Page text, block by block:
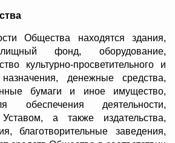
Общества находятся здания,
фонд, оборудование,
культурно-просветительного и
назначения, денежные средства,
бумаги и иное имущество,
обеспечения деятельности,
Уставом, а также издательства,
благотворительные заведения,